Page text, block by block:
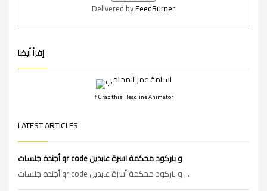
Delivered byFeedBurner
إقرأ أيضا
↑ Grab this Headline Animator
LATEST ARTICLES
أجندة جلسات qr code و باركود محكمة اسرة عابدين
أجندة جلسات qr code و باركود محكمة أسرة عابدين ...